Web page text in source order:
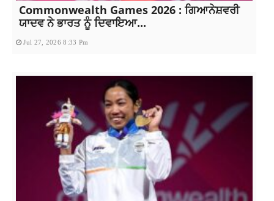
Commonwealth Games 2026 : ਗਿਆਨੇਸ਼ਵਰੀ
ਯਾਦਵ ਨੇ ਭਾਰਤ ਨੂੰ ਦਿਵਾਇਆ...
Jul 27, 2026 8:33 Pm